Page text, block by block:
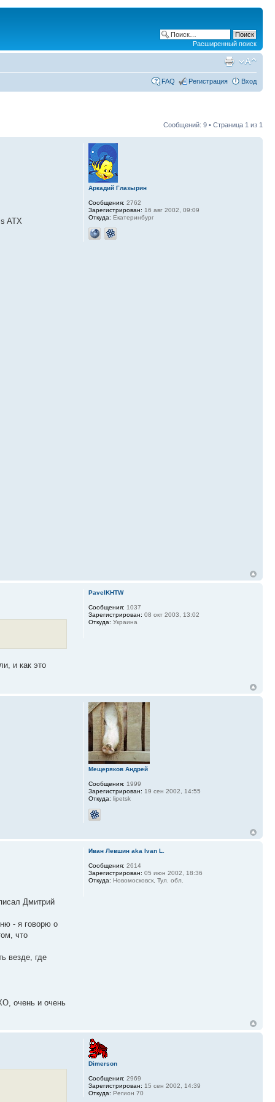
Расширенный поиск
FAQ Регистрация Вход
Сообщений: 9 • Страница 1 из 1
ATX
Аркадий Глазырин
Сообщения: 2762
Зарегистрирован: 16 авг 2002, 09:09
Откуда: Екатеринбург
и как это
PavelKHTW
Сообщения: 1037
Зарегистрирован: 08 окт 2003, 13:02
Откуда: Украина
Мещеряков Андрей
Сообщения: 1999
Зарегистрирован: 19 сен 2002, 14:55
Откуда: lipetsk
Дмитрий
- я говорю о
что
везде, где
очень и очень
Иван Левшин aka Ivan L.
Сообщения: 2614
Зарегистрирован: 05 июн 2002, 18:36
Откуда: Новомосковск, Тул. обл.
Dimerson
Сообщения: 2969
Зарегистрирован: 15 сен 2002, 14:39
Откуда: Регион 70